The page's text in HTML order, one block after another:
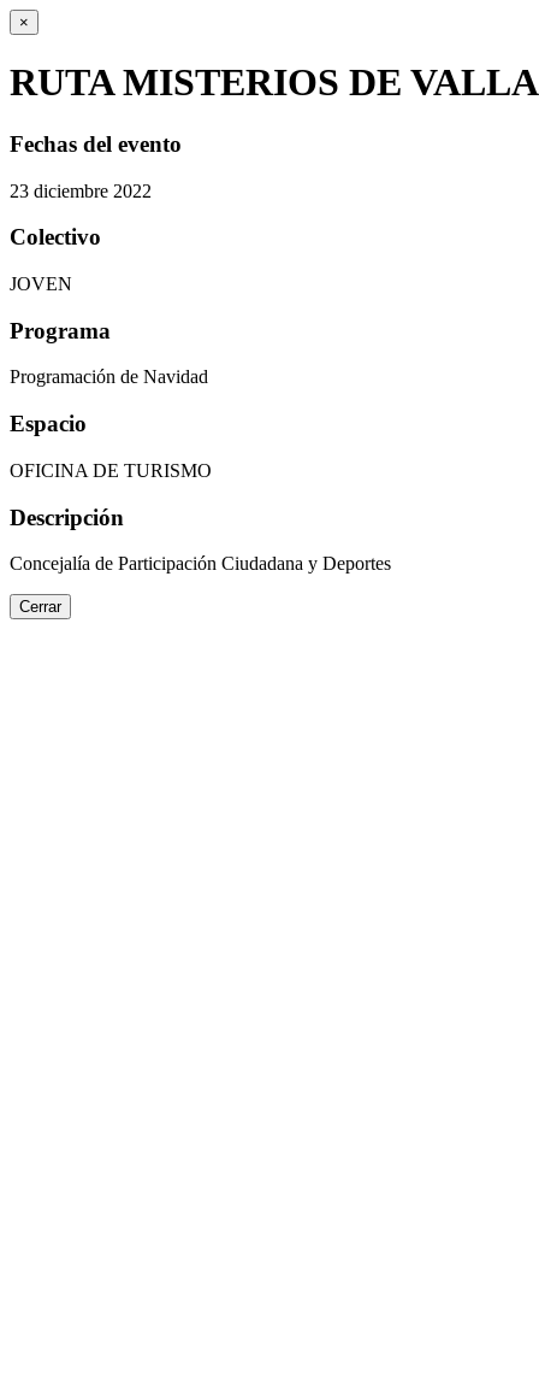
×
RUTA MISTERIOS DE
Fechas del evento
23 diciembre 2022
Colectivo
JOVEN
Programa
Programación de Navidad
Espacio
OFICINA DE TURISMO
Descripción
Concejalía de Participación Ciudadana y Deportes
Cerrar